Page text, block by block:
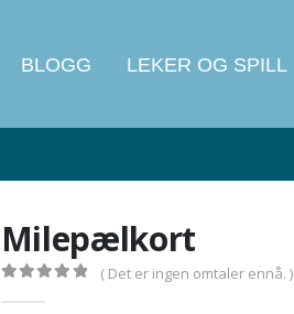
BLOGG LEKER OG SPILL
Milepælkort
( Det er ingen omtaler ennå. )